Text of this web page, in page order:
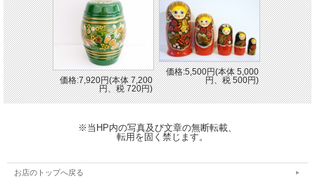
価格:7,920円(本体 7,200
円、税 720円)
価格:5,500円(本体 5,000
円、税 500円)
※当HP内の写真及び文章の無断転載、
転用を固く禁じます。
お店のトップへ戻る